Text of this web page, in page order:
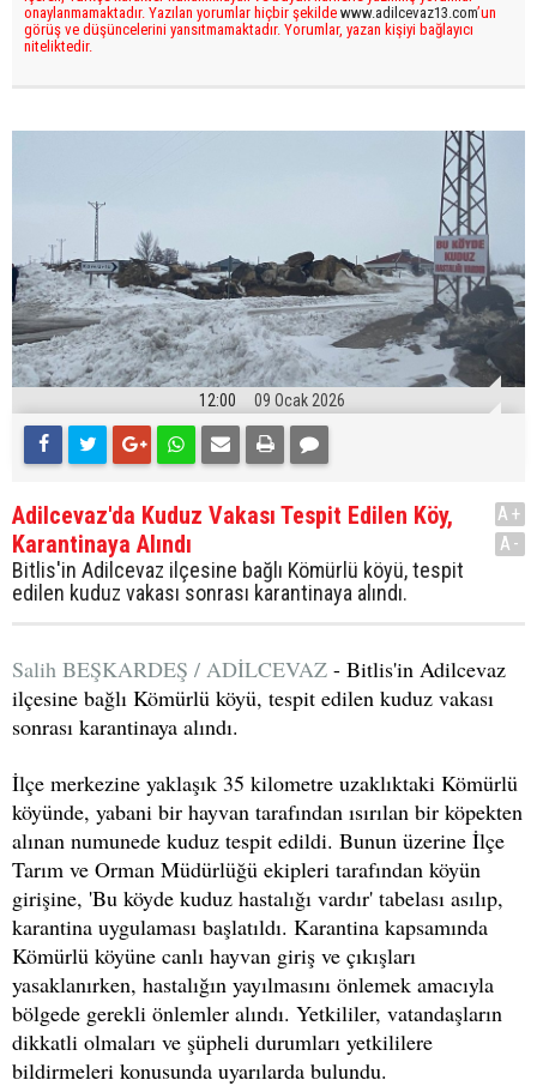
onaylanmamaktadır. Yazılan yorumlar hiçbir şekilde www.adilcevaz13.com’un
görüş ve düşüncelerini yansıtmamaktadır. Yorumlar, yazan kişiyi bağlayıcı
niteliktedir.
12:00 09 Ocak 2026
Adilcevaz'da Kuduz Vakası Tespit Edilen Köy,
Karantinaya Alındı
Bitlis'in Adilcevaz ilçesine bağlı Kömürlü köyü, tespit
edilen kuduz vakası sonrası karantinaya alındı.
A+
A-
Salih BEŞKARDEŞ / ADİLCEVAZ - Bitlis'in Adilcevaz
ilçesine bağlı Kömürlü köyü, tespit edilen kuduz vakası
sonrası karantinaya alındı.
İlçe merkezine yaklaşık 35 kilometre uzaklıktaki Kömürlü
köyünde, yabani bir hayvan tarafından ısırılan bir köpekten
alınan numunede kuduz tespit edildi. Bunun üzerine İlçe
Tarım ve Orman Müdürlüğü ekipleri tarafından köyün
girişine, 'Bu köyde kuduz hastalığı vardır' tabelası asılıp,
karantina uygulaması başlatıldı. Karantina kapsamında
Kömürlü köyüne canlı hayvan giriş ve çıkışları
yasaklanırken, hastalığın yayılmasını önlemek amacıyla
bölgede gerekli önlemler alındı. Yetkililer, vatandaşların
dikkatli olmaları ve şüpheli durumları yetkililere
bildirmeleri konusunda uyarılarda bulundu.